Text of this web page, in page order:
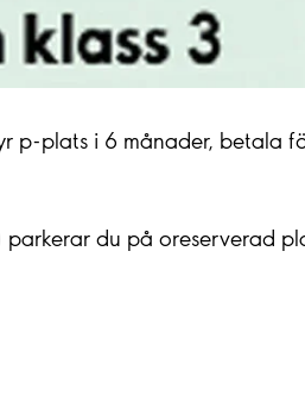
p-plats i 6 månader, betala
du på oreserverad